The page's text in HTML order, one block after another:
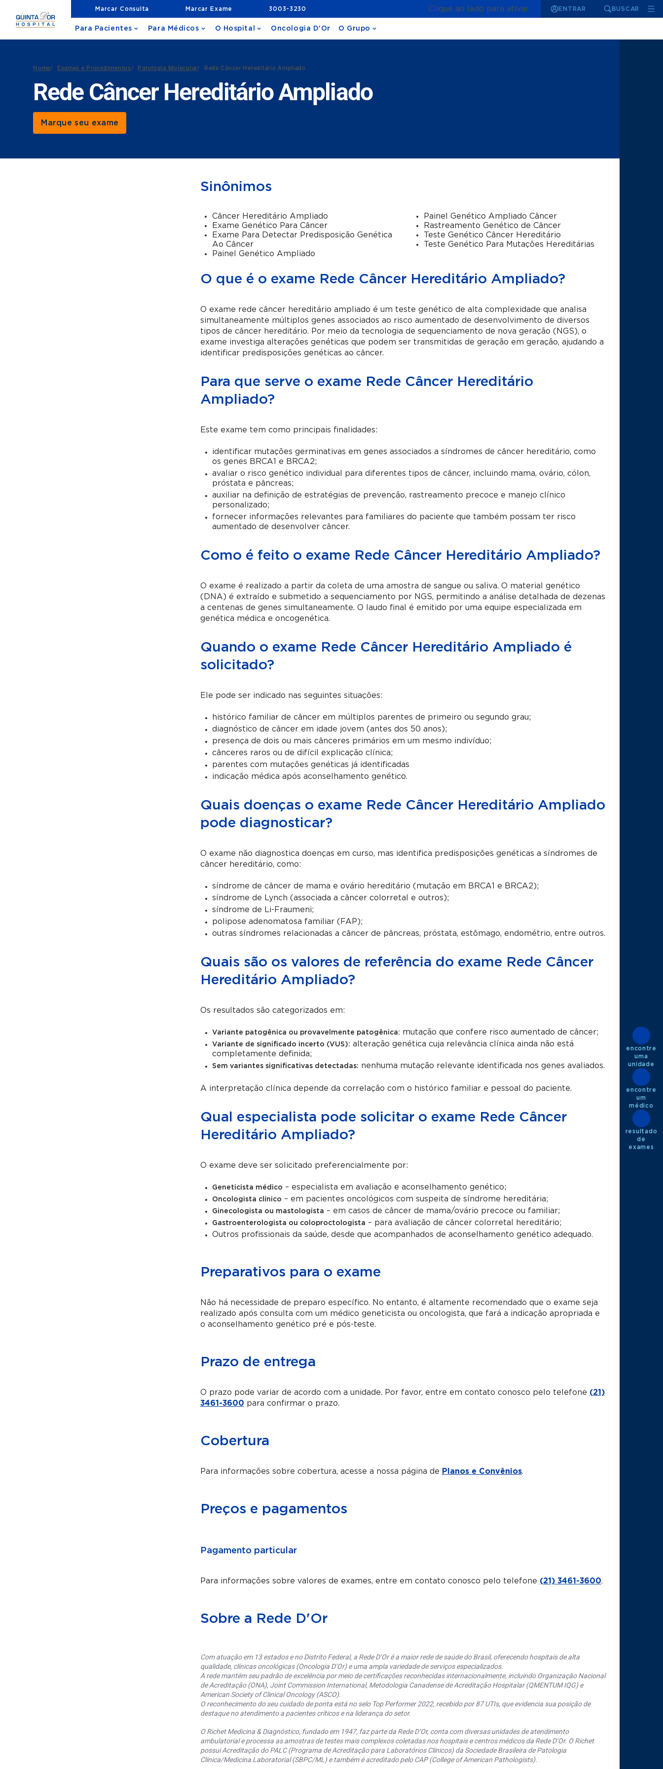
Marcar Consulta Marcar Exame 3003-3230 Clique ao lado para ativar ENTRAR BUSCAR
Para Pacientes Para Médicos O Hospital Oncologia D'Or O Grupo
Home/ Exames e Procedimentos/ Patologia Molecular/ Rede Câncer Hereditário Ampliado
Rede Câncer Hereditário Ampliado
Marque seu exame
Sinônimos
Câncer Hereditário Ampliado
Exame Genético Para Câncer
Exame Para Detectar Predisposição Genética
Ao Câncer
Painel Genético Ampliado
Painel Genético Ampliado Câncer
Rastreamento Genético de Câncer
Teste Genético Câncer Hereditário
Teste Genético Para Mutações Hereditárias
O que é o exame Rede Câncer Hereditário Ampliado?
O exame rede câncer hereditário ampliado é um teste genético de alta complexidade que analisa
simultaneamente múltiplos genes associados ao risco aumentado de desenvolvimento de diversos
tipos de câncer hereditário. Por meio da tecnologia de sequenciamento de nova geração (NGS), o
exame investiga alterações genéticas que podem ser transmitidas de geração em geração, ajudando a
identificar predisposições genéticas ao câncer.
Para que serve o exame Rede Câncer Hereditário
Ampliado?
Este exame tem como principais finalidades:
identificar mutações germinativas em genes associados a síndromes de câncer hereditário, como
os genes BRCA1 e BRCA2;
avaliar o risco genético individual para diferentes tipos de câncer, incluindo mama, ovário, cólon,
próstata e pâncreas;
auxiliar na definição de estratégias de prevenção, rastreamento precoce e manejo clínico
personalizado;
fornecer informações relevantes para familiares do paciente que também possam ter risco
aumentado de desenvolver câncer.
Como é feito o exame Rede Câncer Hereditário Ampliado?
O exame é realizado a partir da coleta de uma amostra de sangue ou saliva. O material genético
(DNA) é extraído e submetido a sequenciamento por NGS, permitindo a análise detalhada de dezenas
a centenas de genes simultaneamente. O laudo final é emitido por uma equipe especializada em
genética médica e oncogenética.
Quando o exame Rede Câncer Hereditário Ampliado é
solicitado?
Ele pode ser indicado nas seguintes situações:
histórico familiar de câncer em múltiplos parentes de primeiro ou segundo grau;
diagnóstico de câncer em idade jovem (antes dos 50 anos);
presença de dois ou mais cânceres primários em um mesmo indivíduo;
cânceres raros ou de difícil explicação clínica;
parentes com mutações genéticas já identificadas
indicação médica após aconselhamento genético.
Quais doenças o exame Rede Câncer Hereditário Ampliado
pode diagnosticar?
O exame não diagnostica doenças em curso, mas identifica predisposições genéticas a síndromes de
câncer hereditário, como:
síndrome de câncer de mama e ovário hereditário (mutação em BRCA1 e BRCA2);
síndrome de Lynch (associada a câncer colorretal e outros);
síndrome de Li-Fraumeni;
polipose adenomatosa familiar (FAP);
outras síndromes relacionadas a câncer de pâncreas, próstata, estômago, endométrio, entre outros.
Quais são os valores de referência do exame Rede Câncer
Hereditário Ampliado?
Os resultados são categorizados em:
Variante patogênica ou provavelmente patogênica: mutação que confere risco aumentado de câncer;
Variante de significado incerto (VUS): alteração genética cuja relevância clínica ainda não está
completamente definida;
Sem variantes significativas detectadas: nenhuma mutação relevante identificada nos genes avaliados.
A interpretação clínica depende da correlação com o histórico familiar e pessoal do paciente.
Qual especialista pode solicitar o exame Rede Câncer
Hereditário Ampliado?
O exame deve ser solicitado preferencialmente por:
Geneticista médico – especialista em avaliação e aconselhamento genético;
Oncologista clínico – em pacientes oncológicos com suspeita de síndrome hereditária;
Ginecologista ou mastologista – em casos de câncer de mama/ovário precoce ou familiar;
Gastroenterologista ou coloproctologista – para avaliação de câncer colorretal hereditário;
Outros profissionais da saúde, desde que acompanhados de aconselhamento genético adequado.
Preparativos para o exame
Não há necessidade de preparo específico. No entanto, é altamente recomendado que o exame seja
realizado após consulta com um médico geneticista ou oncologista, que fará a indicação apropriada e
o aconselhamento genético pré e pós-teste.
Prazo de entrega
O prazo pode variar de acordo com a unidade. Por favor, entre em contato conosco pelo telefone (21)
3461-3600 para confirmar o prazo.
Cobertura
Para informações sobre cobertura, acesse a nossa página de Planos e Convênios.
Preços e pagamentos
Pagamento particular
Para informações sobre valores de exames, entre em contato conosco pelo telefone (21) 3461-3600.
Sobre a Rede D'Or
Com atuação em 13 estados e no Distrito Federal, a Rede D’Or é a maior rede de saúde do Brasil, oferecendo hospitais de alta
qualidade, clínicas oncológicas (Oncologia D’Or) e uma ampla variedade de serviços especializados.
A rede mantém seu padrão de excelência por meio de certificações reconhecidas internacionalmente, incluindo Organização Nacional
de Acreditação (ONA), Joint Commission International, Metodologia Canadense de Acreditação Hospitalar (QMENTUM IQG) e
American Society of Clinical Oncology (ASCO).
O reconhecimento do seu cuidado de ponta está no selo Top Performer 2022, recebido por 87 UTIs, que evidencia sua posição de
destaque no atendimento a pacientes críticos e na liderança do setor.
O Richet Medicina & Diagnóstico, fundado em 1947, faz parte da Rede D’Or, conta com diversas unidades de atendimento
ambulatorial e processa as amostras de testes mais complexos coletadas nos hospitais e centros médicos da Rede D’Or. O Richet
possui Acreditação do PALC (Programa de Acreditação para Laboratórios Clínicos) da Sociedade Brasileira de Patologia
Clínica/Medicina Laboratorial (SBPC/ML) e também é acreditado pelo CAP (College of American Pathologists).
encontre
uma
unidade
encontre
um
médico
resultado
de
exames